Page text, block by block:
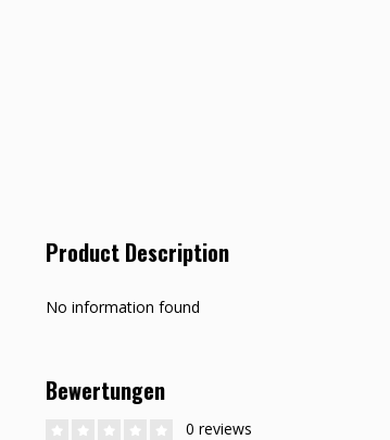
Product Description
No information found
Bewertungen
0 reviews